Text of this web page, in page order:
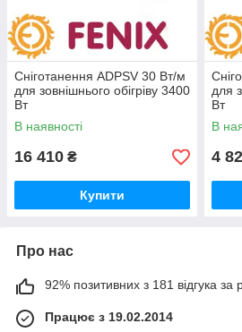
Сніготанення ADPSV 30 Вт/м
для зовнішнього обігріву 3400
Вт
В наявності
16 410 ₴
Купити
для
Вт
В
4
Про нас
92% позитивних з 181 відгука за
Працює з 19.02.2014